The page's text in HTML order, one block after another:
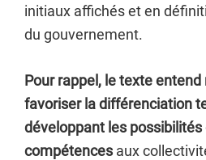
initiaux affichés et en
du gouvernement.
Pour rappel, le texte
favoriser la différenciation
développant les
compétences aux